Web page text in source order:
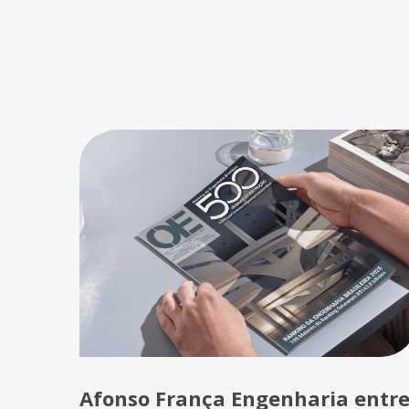
Afonso França Engenharia entre